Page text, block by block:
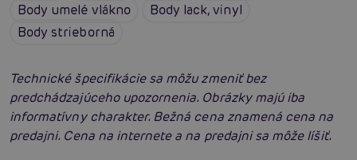
Body umelé vlákno
Body lack, vinyl
Body strieborná
Technické špecifikácie sa môžu zmeniť bez
predchádzajúceho upozornenia. Obrázky majú iba
informatívny charakter. Bežná cena znamená cena na
predajni. Cena na internete a na predajni sa môže líšiť.